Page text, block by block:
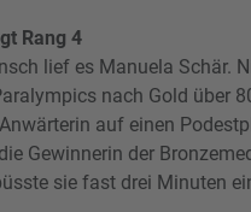
Rang 4
lief es Manuela Schär.
nach Gold über
auf einen
Gewinnerin der
sie fast drei Minuten